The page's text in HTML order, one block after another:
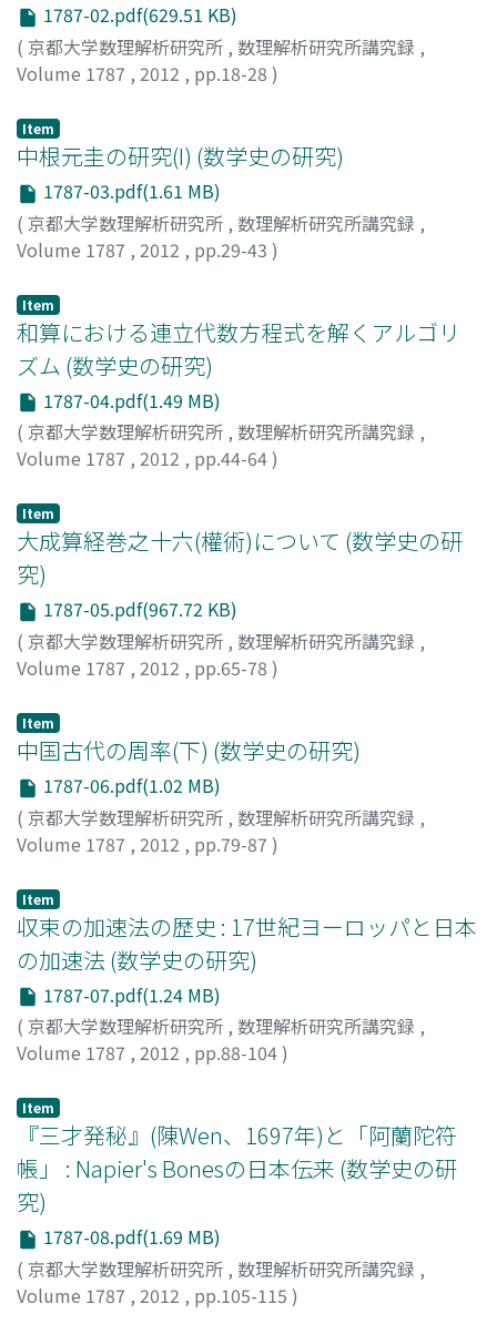
1787-02.pdf(629.51 KB)
( 京都大学数理解析研究所 , 数理解析研究所講究録 ,
Volume 1787 , 2012 , pp.18-28 )
Item
中根元圭の研究(I) (数学史の研究)
1787-03.pdf(1.61 MB)
( 京都大学数理解析研究所 , 数理解析研究所講究録 ,
Volume 1787 , 2012 , pp.29-43 )
Item
和算における連立代数方程式を解くアルゴリ
ズム (数学史の研究)
1787-04.pdf(1.49 MB)
( 京都大学数理解析研究所 , 数理解析研究所講究録 ,
Volume 1787 , 2012 , pp.44-64)
Item
大成算経巻之十六(權術)について (数学史の研
究)
1787-05.pdf(967.72 KB)
( 京都大学数理解析研究所 , 数理解析研究所講究録 ,
Volume 1787 , 2012 , pp.65-78 )
Item
中国古代の周率(下) (数学史の研究)
1787-06.pdf(1.02 MB)
( 京都大学数理解析研究所 , 数理解析研究所講究録 ,
Volume 1787 , 2012 , pp.79-87 )
Item
収束の加速法の歴史 : 17世紀ヨーロッパと日本
の加速法 (数学史の研究)
1787-07.pdf(1.24 MB)
( 京都大学数理解析研究所 , 数理解析研究所講究録 ,
Volume 1787 , 2012 , pp.88-104)
Item
『三才発秘』(陳Wen、1697年)と「阿蘭陀符
帳」 : Napier's Bonesの日本伝来 (数学史の研
究)
1787-08.pdf(1.69 MB)
( 京都大学数理解析研究所 , 数理解析研究所講究録 ,
Volume 1787 , 2012 , pp.105-115 )